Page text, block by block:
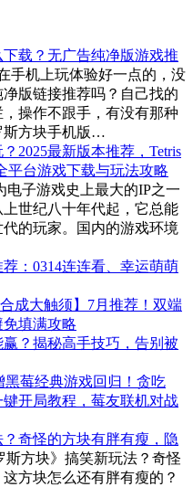
下载？无广告纯净版游戏推
手机上玩体验好一点的，没
版链接推荐吗？自己找的
操作不跟手，有没有那种
斯方块手机版…
2025最新版本推荐，Tetris
平台游戏下载与玩法攻略
子游戏史上最大的IP之一
世纪八十年代起，它总能
的玩家。国内的游戏环境
：0314连连看、幸运萌萌
成大触须】7月推荐！双端
填满攻略
赢？揭秘高手技巧，告别被
黑莓经典游戏回归！贪吃
开局教程，莓友联机对战
？奇怪的方块有胖有瘦，隐
方块》搞笑新玩法？奇怪
方块怎么还有胖有瘦的？